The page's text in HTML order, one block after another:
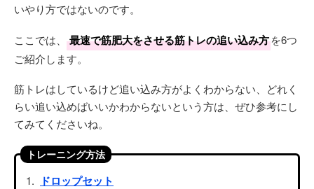
いやり方ではないのです。
ここでは、 最速で筋肥大をさせる筋トレの追い込み方を6つ
ご紹介します。
筋トレはしているけど追い込み方がよくわからない、どれく
らい追い込めばいいかわからないという方は、ぜひ参考にし
てみてくださいね。
トレーニング方法
ドロップセット